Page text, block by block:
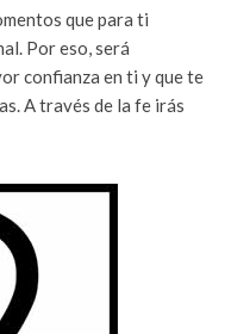
que para ti
Por eso, será
confianza en ti y que te
A través de la fe irás